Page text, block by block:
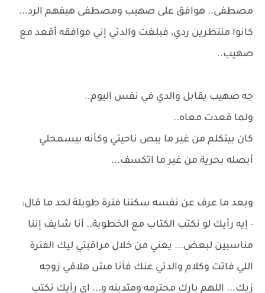
مصطفى.. هوافق على صهيب ومصطفى هيفهم الرد...
كانوا منتظرين ردي، فبلغت والدتي إني موافقه أقعد مع
صهيب..
جه صهيب يقابل والدي في نفس اليوم..
ولما قعدت معاه..
كان بيتكلم من غير ما يبص ناحيتي وكأنه بيسمحلي
أبصله بحرية من غير ما اتكسف...
وبعد ما عرف عن نفسه سكتنا فترة طويلة لحد ما قال:
- إيه رأيك لو نكتب الكتاب مع الخطوبة.. أنا شايف إننا
مناسبين لبعض... يعني من خلال مراقبتي ليك الفترة
اللي فاتت وكلام والدتي عنك فأنا مش هلاقي زوجه
زيك... اللهم بارك محترمه ومتدينه و... اي رأيك نكتب